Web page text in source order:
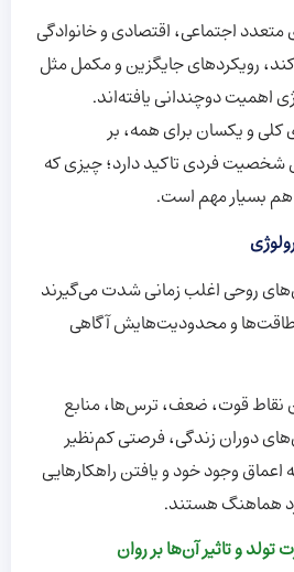
اجتماعی، اقتصادی و خانوادگی
رویکردهای جایگزین و مکمل مثل
اهمیت دوچندانی یافته‌اند.
و یکسان برای همه، بر
فردی تاکید دارد؛ چیزی که
هم بسیار مهم است.
روحی اغلب زمانی شدت می‌گیرند
و محدودیت‌هایش آگاهی
نقاط قوت، ضعف، ترس‌ها، منابع
دوران زندگی، فرصتی کم‌نظیر
وجود خود و یافتن راهکارهایی
هماهنگ هستند.
و تاثیر آن‌ها بر روان